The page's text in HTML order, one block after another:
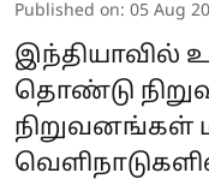
Published on: 05 Aug
இந்தியாவில்
தொண்டு
நிறுவனங்கள்